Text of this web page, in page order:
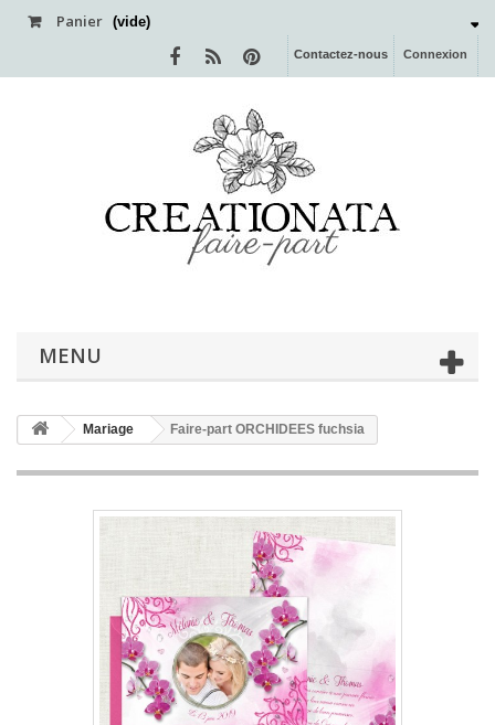
Panier (vide)
Connexion
Contactez-nous
MENU
Mariage Faire-part ORCHIDEES fuchsia